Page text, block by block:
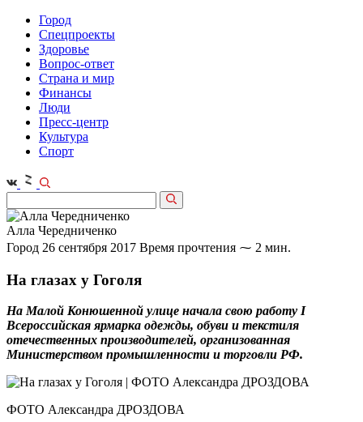
Город
Спецпроекты
Здоровье
Вопрос-ответ
Страна и мир
Финансы
Люди
Пресс-центр
Культура
Спорт
Алла Чередниченко
Город 26 сентября 2017 Время прочтения ⁓ 2 мин.
На глазах у Гоголя
На Малой Конюшенной улице начала свою работу I
Всероссийская ярмарка одежды, обуви и текстиля
отечественных производителей, организованная
Министерством промышленности и торговли РФ.
ФОТО Александра ДРОЗДОВА